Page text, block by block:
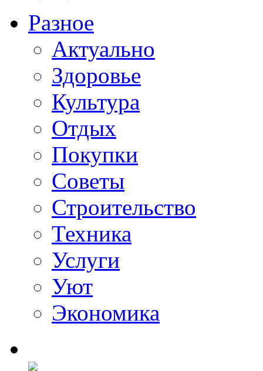
Разное
Актуально
Здоровье
Культура
Отдых
Покупки
Советы
Строительство
Техника
Услуги
Уют
Экономика